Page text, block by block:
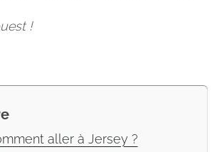
!
aller à Jersey ?